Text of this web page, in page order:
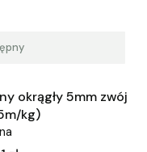
okrągły 5mm zwój
kg)